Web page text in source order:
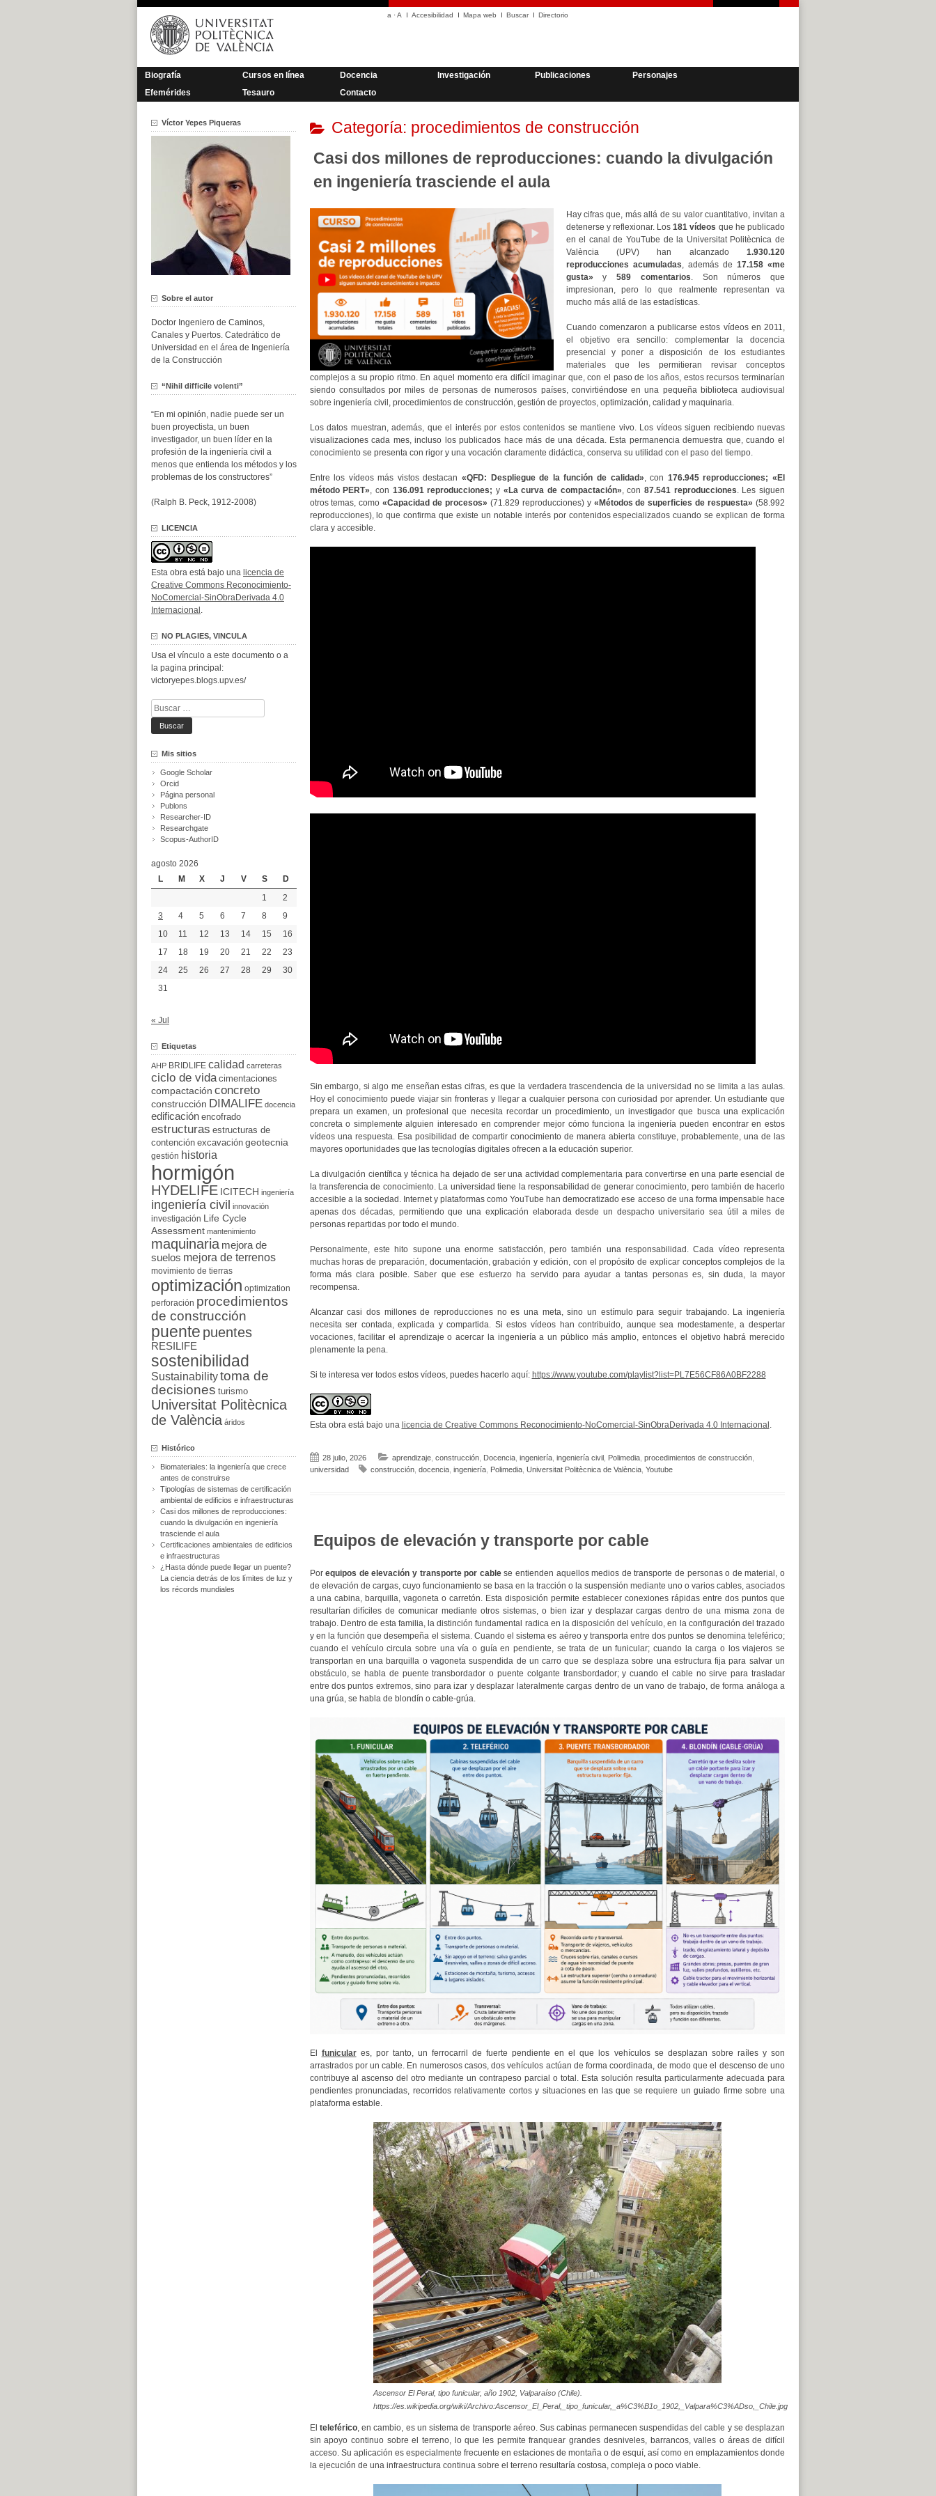
Saltar
contenido
a ·A Accesibilidad Mapa web Buscar Directorio
Biografía Cursos en línea Docencia Investigación Publicaciones
Personajes
Efemérides
Tesauro Contacto
Categoría: procedimientos de construcción
Casi dos millones de reproducciones: cuando la divulgación
en ingeniería trasciende el aula
Hay cifras que, más allá de su valor cuantitativo, invitan a
detenerse y reflexionar. Los181 vídeos que he publicado
en el canal de YouTube de la Universitat Politècnica de
València (UPV) han alcanzado 1.930.120
reproducciones acumuladas, además de 17.158 «me
gusta» y 589 comentarios. Son números que
impresionan, pero lo que realmente representan va
mucho más allá de las estadísticas.
Cuando comenzaron a publicarse estos vídeos en 2011,
el objetivo era sencillo: complementar la docencia
presencial y poner a disposición de los estudiantes
materiales que les permitieran revisar conceptos
complejos a su propio ritmo. En aquel momento era difícil imaginar que, con el paso de los años, estos recursos terminarían
siendo consultados por miles de personas de numerosos países, convirtiéndose en una pequeña biblioteca audiovisual
sobre ingeniería civil, procedimientos de construcción, gestión de proyectos, optimización, calidad y maquinaria.
Los datos muestran, además, que el interés por estos contenidos se mantiene vivo. Los vídeos siguen recibiendo nuevas
visualizaciones cada mes, incluso los publicados hace más de una década. Esta permanencia demuestra que, cuando el
conocimiento se presenta con rigor y una vocación claramente didáctica, conserva su utilidad con el paso del tiempo.
Entre los vídeos más vistos destacan«QFD: Despliegue de la función de calidad», con 176.945 reproducciones; «El
método PERT», con 136.091 reproducciones; y «La curva de compactación», con 87.541 reproducciones. Les siguen
otros temas, como«Capacidad de procesos» (71.829 reproducciones) y «Métodos de superficies de respuesta» (58.992
reproducciones), lo que confirma que existe un notable interés por contenidos especializados cuando se explican de forma
clara y accesible.
Sin embargo, si algo me enseñan estas cifras, es que la verdadera trascendencia de la universidad no se limita a las aulas.
Hoy el conocimiento puede viajar sin fronteras y llegar a cualquier persona con curiosidad por aprender. Un estudiante que
prepara un examen, un profesional que necesita recordar un procedimiento, un investigador que busca una explicación
concreta o simplemente alguien interesado en comprender mejor cómo funciona la ingeniería pueden encontrar en estos
vídeos una respuesta. Esa posibilidad de compartir conocimiento de manera abierta constituye, probablemente, una de las
mayores oportunidades que las tecnologías digitales ofrecen a la educación superior.
La divulgación científica y técnica ha dejado de ser una actividad complementaria para convertirse en una parte esencial de
la transferencia de conocimiento. La universidad tiene la responsabilidad de generar conocimiento, pero también de hacerlo
accesible a la sociedad. Internet y plataformas como YouTube han democratizado ese acceso de una forma impensable hace
apenas dos décadas, permitiendo que una explicación elaborada desde un despacho universitario sea útil a miles de
personas repartidas por todo el mundo.
Personalmente, este hito supone una enorme satisfacción, pero también una responsabilidad. Cada vídeo representa
muchas horas de preparación, documentación, grabación y edición, con el propósito de explicar conceptos complejos de la
forma más clara posible. Saber que ese esfuerzo ha servido para ayudar a tantas personas es, sin duda, la mayor
recompensa.
Alcanzar casi dos millones de reproducciones no es una meta, sino un estímulo para seguir trabajando. La ingeniería
necesita ser contada, explicada y compartida. Si estos vídeos han contribuido, aunque sea modestamente, a despertar
vocaciones, facilitar el aprendizaje o acercar la ingeniería a un público más amplio, entonces el objetivo habrá merecido
plenamente la pena.
Si te interesa ver todos estos vídeos, puedes hacerlo aquí: https://www.youtube.com/playlist?list=PL7E56CF86A0BF2288
Esta obra está bajo una licencia de Creative Commons Reconocimiento-NoComercial-SinObraDerivada 4.0 Internacional .
28 julio, 2026 aprendizaje, construcción, Docencia, ingeniería, ingeniería civil Polimedia, procedimientos de construcción,
universidad
construcción, docencia, ingeniería, Polimedia, Universitat Politècnica de València, Youtube
Equipos de elevación y transporte por cable
Porequipos de elevación y transporte por cablese entienden aquellos medios de transporte de personas o de material, o
de elevación de cargas, cuyo funcionamiento se basa en la tracción o la suspensión mediante uno o varios cables, asociados
a una cabina, barquilla, vagoneta o carretón. Esta disposición permite establecer conexiones rápidas entre dos puntos que
resultarían difíciles de comunicar mediante otros sistemas, o bien izar y desplazar cargas dentro de una misma zona de
trabajo. Dentro de esta familia, la distinción fundamental radica en la disposición del vehículo, en la configuración del trazado
y en la función que desempeña el sistema. Cuando el sistema es aéreo y transporta entre dos puntos se denomina teleférico;
cuando el vehículo circula sobre una vía o guía en pendiente, se trata de un funicular; cuando la carga o los viajeros se
transportan en una barquilla o vagoneta suspendida de un carro que se desplaza sobre una estructura fija para salvar un
obstáculo, se habla de puente transbordador o puente colgante transbordador; y cuando el cable no sirve para trasladar
entre dos puntos extremos, sino para izar y desplazar lateralmente cargas dentro de un vano de trabajo, de forma análoga a
una grúa, se habla de blondín o cable-grúa.
El funiculares, por tanto, un ferrocarril de fuerte pendiente en el que los vehículos se desplazan sobre raíles y son
arrastrados por un cable. En numerosos casos, dos vehículos actúan de forma coordinada, de modo que el descenso de uno
contribuye al ascenso del otro mediante un contrapeso parcial o total. Esta solución resulta particularmente adecuada para
pendientes pronunciadas, recorridos relativamente cortos y situaciones en las que se requiere un guiado firme sobre una
plataforma estable.
Ascensor El Peral, tipo funicular, año 1902, Valparaíso (Chile).
https://es.wikipedia.org/wiki/Archivo:Ascensor_El_Peral,_tipo_funicular,_a%C3%B1o_1902,_Valpara%C3%ADso,_Chile.jpg
El teleférico, en cambio, es un sistema de transporte aéreo. Sus cabinas permanecen suspendidas del cable y se desplazan
sin apoyo continuo sobre el terreno, lo que les permite franquear grandes desniveles, barrancos, valles o áreas de difícil
acceso. Su aplicación es especialmente frecuente en estaciones de montaña o de esquí, así como en emplazamientos donde
la ejecución de una infraestructura continua sobre el terreno resultaría costosa, compleja o poco viable.
Víctor Yepes Piqueras
Sobre el autor
Doctor Ingeniero de Caminos,
Canales y Puertos. Catedrático de
Universidad en el área de Ingeniería
de la Construcción
“Nihil difficile volenti”
“En mi opinión, nadie puede ser un
buen proyectista, un buen
investigador, un buen líder en la
profesión de la ingeniería civil a
menos que entienda los métodos y los
problemas de los constructores”
(Ralph B. Peck, 1912-2008)
LICENCIA
Esta obra está bajo una licencia de
Creative Commons Reconocimiento-
NoComercial-SinObraDerivada 4.0
Internacional .
NO PLAGIES, VINCULA
Usa el vínculo a este documento o a
la pagina principal:
victoryepes.blogs.upv.es/
Buscar:
Mis sitios
Google Scholar
Orcid
Página personal
Publons
Researcher-ID
Researchgate
Scopus-AuthorID
agosto 2026
L
M X J V S
D
1
2
3
4 5 6 7 8
9
10
11 12 13 14 15
16
17
18 19 20 21 22
23
24
25 26 27 28 29
30
31
« Jul
Etiquetas
AHP BRIDLIFE calidad carreteras
ciclo de vida cimentaciones
compactación concreto
construcción DIMALIFE docencia
edificación encofrado
estructuras estructuras de
contención excavación geotecnia
gestión historia
hormigón
HYDELIFE ICITECH ingeniería
ingeniería civil innovación
investigación
Life Cycle
Assessment mantenimiento
maquinaria mejora de
suelos mejora de terrenos
movimiento de tierras
optimización optimization
perforación procedimientos
de construcción
puente puentes
RESILIFE
sostenibilidad
Sustainabilitytoma de
decisiones turismo
Universitat Politècnica
de València áridos
Histórico
Biomateriales: la ingeniería que crece
antes de construirse
Tipologías de sistemas de certificación
ambiental de edificios e infraestructuras
Casi dos millones de reproducciones:
cuando la divulgación en ingeniería
trasciende el aula
Certificaciones ambientales de edificios
e infraestructuras
¿Hasta dónde puede llegar un puente?
La ciencia detrás de los límites de luz y
los récords mundiales